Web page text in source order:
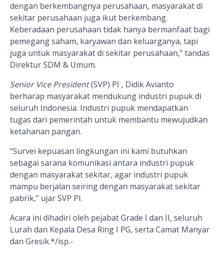
dengan berkembangnya perusahaan, masyarakat di
sekitar perusahaan juga ikut berkembang.
Keberadaan perusahaan tidak hanya bermanfaat bagi
pemegang saham, karyawan dan keluarganya, tapi
juga untuk masyarakat di sekitar perusahaan,” tandas
Direktur SDM & Umum.
Senior Vice President(SVP) PI , Didik Avianto
berharap masyarakat mendukung industri pupuk di
seluruh Indonesia. Industri pupuk mendapatkan
tugas dari pemerintah untuk membantu mewujudkan
ketahanan pangan.
“Survei kepuasan lingkungan ini kami butuhkan
sebagai sarana komunikasi antara industri pupuk
dengan masyarakat sekitar, agar industri pupuk
mampu berjalan seiring dengan masyarakat sekitar
pabrik,” ujar SVP PI.
Acara ini dihadiri oleh pejabat Grade I dan II, seluruh
Lurah dan Kepala Desa Ring I PG, serta Camat Manyar
dan Gresik.*/isp.-